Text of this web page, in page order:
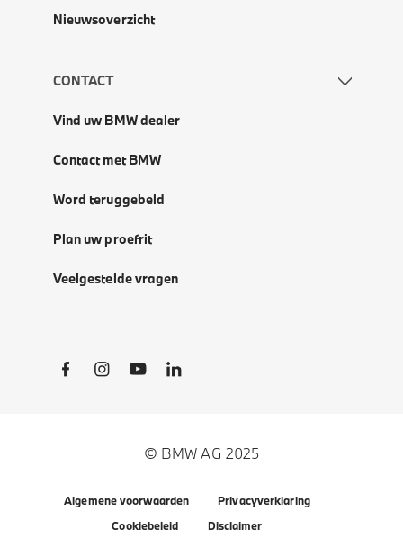
Nieuwsoverzicht
CONTACT
Vind uw BMW dealer
Contact met BMW
Word teruggebeld
Plan uw proefrit
Veelgestelde vragen
Social Links
© BMW AG 2025
Algemene voorwaarden
Privacyverklaring
Cookiebeleid
Disclaimer